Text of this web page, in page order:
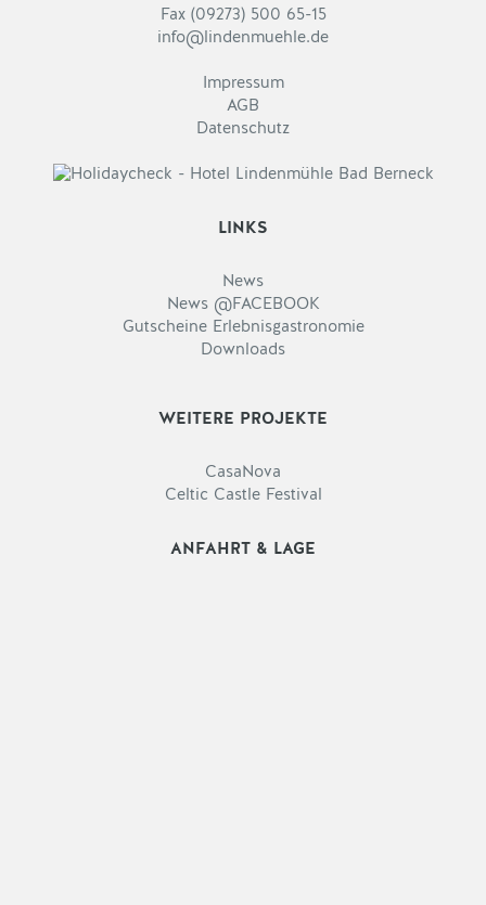
Fax (09273) 500 65-15
info@lindenmuehle.de
Impressum
AGB
Datenschutz
LINKS
News
News @FACEBOOK
Gutscheine Erlebnisgastronomie
Downloads
WEITERE PROJEKTE
CasaNova
Celtic Castle Festival
ANFAHRT & LAGE